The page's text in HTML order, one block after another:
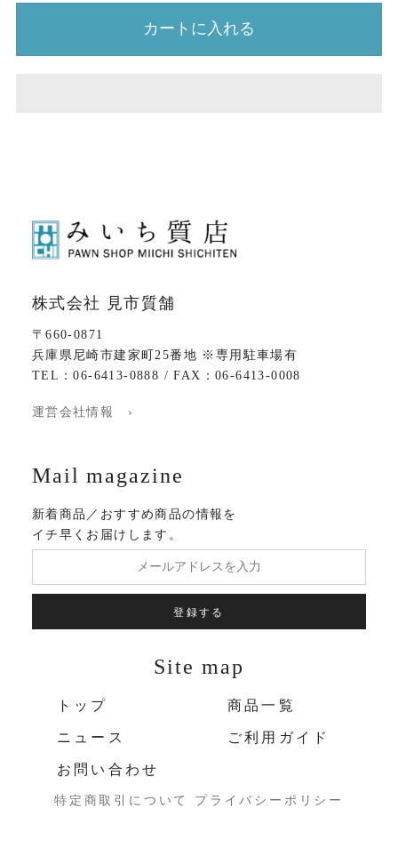
カートに入れる
株式会社 見市質舗
〒660-0871
兵庫県尼崎市建家町25番地 ※専用駐車場有
TEL：06-6413-0888 / FAX：06-6413-0008
運営会社情報 ›
Mail magazine
新着商品／おすすめ商品の情報を
イチ早くお届けします。
登録する
Site map
トップ 商品一覧
ニュース ご利用ガイド
お問い合わせ
特定商取引について プライバシーポリシー